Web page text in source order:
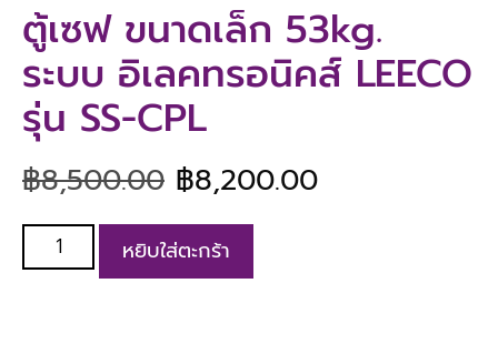
ตู้เซฟ ขนาดเล็ก 53kg.
ระบบ อิเลคทรอนิคส์ LEECO
รุ่น SS-CPL
฿8,500.00 ฿8,200.00
หยิบใส่ตะกร้า